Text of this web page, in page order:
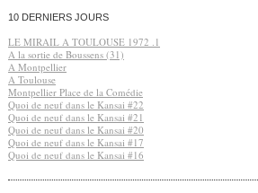
10 DERNIERS JOURS
LE MIRAIL A TOULOUSE 1972 .1
A la sortie de Boussens (31)
A Montpellier
A Toulouse
Montpellier Place de la Comédie
Quoi de neuf dans le Kansai #22
Quoi de neuf dans le Kansai #21
Quoi de neuf dans le Kansai #20
Quoi de neuf dans le Kansai #17
Quoi de neuf dans le Kansai #16